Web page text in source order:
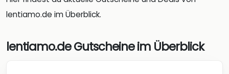
lentiamo.de im Überblick.
lentiamo.de Gutscheine im Überblick